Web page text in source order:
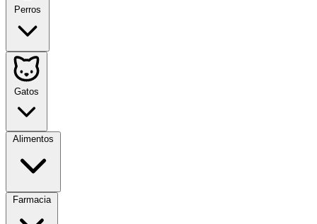
Perros
Gatos
Alimentos
Farmacia